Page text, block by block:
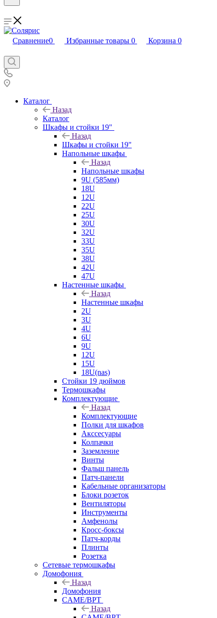
Сравнение0 Избранные товары 0 Корзина 0
Каталог
Назад
Каталог
Шкафы и стойки 19"
Назад
Шкафы и стойки 19"
Напольные шкафы
Назад
Напольные шкафы
9U (585мм)
18U
12U
22U
25U
30U
32U
33U
35U
38U
42U
47U
Настенные шкафы
Назад
Настенные шкафы
2U
3U
4U
6U
9U
12U
15U
18U(nas)
Стойки 19 дюймов
Термошкафы
Комплектующие
Назад
Комплектующие
Полки для шкафов
Акссесуары
Колпачки
Заземление
Винты
Фальш панель
Патч-панели
Кабельные организаторы
Блоки розеток
Вентиляторы
Инструменты
Амфенолы
Кросс-боксы
Патч-корды
Плинты
Розетка
Сетевые термошкафы
Домофония
Назад
Домофония
CAME/BPT
Назад